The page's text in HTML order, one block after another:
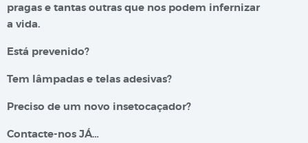
pragas e tantas outras que nos podem infernizar
a vida.
Está prevenido?
Tem lâmpadas e telas adesivas?
Preciso de um novo insetocaçador?
Contacte-nos JÁ…